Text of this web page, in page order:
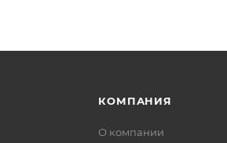
КОМПАНИЯ
О компании